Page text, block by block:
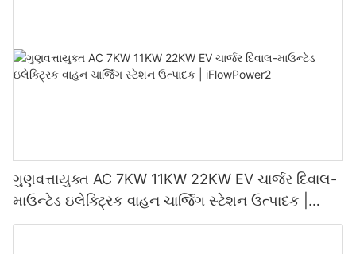
ગુણવત્તાયુક્ત AC 7KW 11KW 22KW EV ચાર્જર દિવાલ-
માઉન્ટેડ ઇલેક્ટ્રિક વાહન ચાર્જિંગ સ્ટેશન ઉત્પાદક |
iFlowPower2